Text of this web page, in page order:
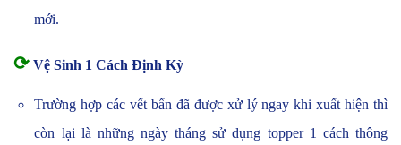
mới.
⟳ Vệ Sinh 1 Cách Định Kỳ
Trường hợp các vết bẩn đã được xử lý ngay khi xuất hiện thì
còn lại là những ngày tháng sử dụng topper 1 cách thông